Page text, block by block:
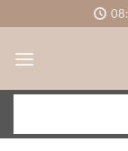
to
content